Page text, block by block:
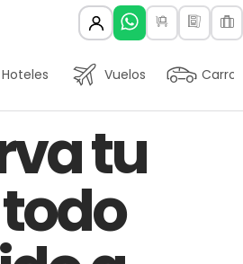
Hoteles Vuelos Carros
tu